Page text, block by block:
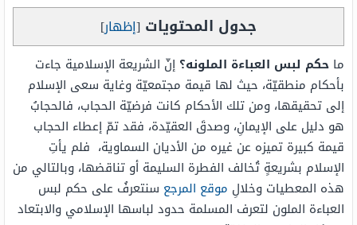
جدول المحتويات [إظهار]
ما حكم لبس العباءة الملونه؟ إنّ الشريعة الإسلامية جاءت
بأحكام منطقيّة، حيث لها قيمة مجتمعيّة وغاية سعى الإسلام
إلى تحقيقها، ومن تلك الأحكام كانت فرضيّة الحجاب، فالحجابُ
هو دليل على الإيمانِ، وصدقَ العقيّدة، فقد تمّ إعطاء الحجاب
قيمة كبيرة تميزه عن غيره من الأديان السماوية، فلم يأتِ
الإسلام بشريعةٍ تُخالف الفطرة السليمة أو تناقضها، وبالتالي من
هذه المعطيات وخلالِ موقع المرجع سنتعرفُ على حكم لبس
العباءة الملون لتعرف المسلمة حدود لباسها الإسلامي والابتعاد